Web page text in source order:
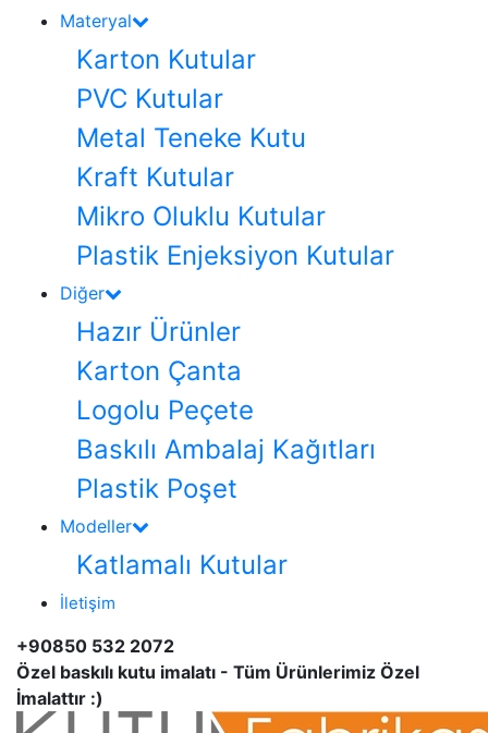
Materyal
Karton Kutular
PVC Kutular
Metal Teneke Kutu
Kraft Kutular
Mikro Oluklu Kutular
Plastik Enjeksiyon Kutular
Diğer
Hazır Ürünler
Karton Çanta
Logolu Peçete
Baskılı Ambalaj Kağıtları
Plastik Poşet
Modeller
Katlamalı Kutular
İletişim
+90850 532 2072
Özel baskılı kutu imalatı - Tüm Ürünlerimiz Özel
İmalattır :)